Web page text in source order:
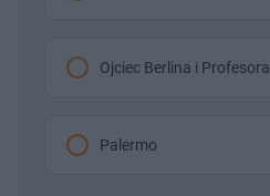
Ojciec Berlina i Profesora
Palermo